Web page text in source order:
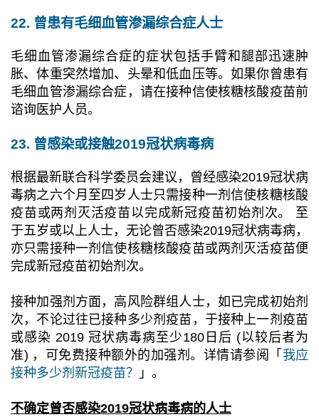
22. 曾患有毛细血管渗漏综合症人士
毛细血管渗漏综合症的症状包括手臂和腿部迅速肿
胀、体重突然增加、头晕和低血压等。如果你曾患有
毛细血管渗漏综合症，请在接种信使核糖核酸疫苗前
谘询医护人员。
23. 曾感染或接触2019冠状病毒病
根据最新联合科学委员会建议，曾经感染2019冠状病
毒病之六个月至四岁人士只需接种一剂信使核糖核酸
疫苗或两剂灭活疫苗以完成新冠疫苗初始剂次。 至
于五岁或以上人士，无论曾否感染2019冠状病毒病，
亦只需接种一剂信使核糖核酸疫苗或两剂灭活疫苗便
完成新冠疫苗初始剂次。
接种加强剂方面，高风险群组人士，如已完成初始剂
次，不论过往已接种多少剂疫苗，于接种上一剂疫苗
或感染 2019 冠状病毒病至少180日后 (以较后者为
准) ，可免费接种额外的加强剂。详情请参阅「 我应
接种多少剂新冠疫苗？
」。
不确定曾否感染2019冠状病毒病的人士